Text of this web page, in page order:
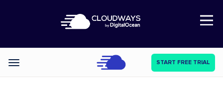
Open Nav
Categories START FREE TRIAL